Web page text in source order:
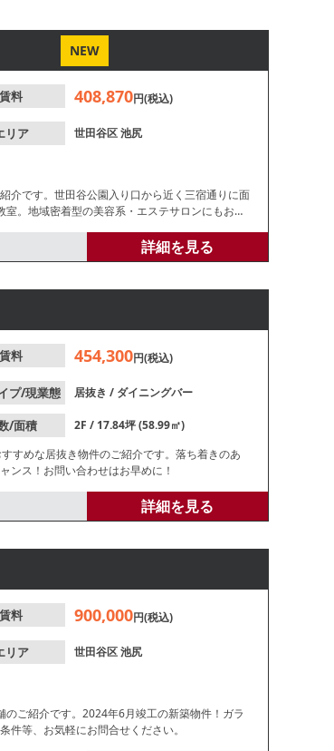
NEW
賃料 408,870円(税込)
リア 世田谷区池尻
介です。世田谷公園入り口から近く三宿通りに面
。地域密着型の美容系・エステサロンにもおす
詳細を見る
賃料 454,300円(税込)
プ/現業態 居抜き / ダイニングバー
/面積
2F / 17.84坪 (58.99㎡)
すめな居抜き物件のご紹介です。落ち着きのあ
ンス！お問い合わせはお早めに！
詳細を見る
賃料 900,000円(税込)
リア 世田谷区池尻
ご紹介です。2024年6月竣工の新築物件！ガラ
等、お気軽にお問合せください。